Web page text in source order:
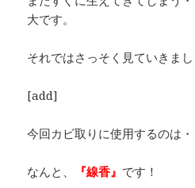
大です。
それではさっそく見ていきまし
[add]
今回カビ取りに使用するのは・
なんと、 『線香』 です！